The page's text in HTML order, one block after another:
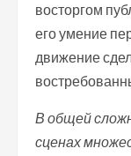
восторгом
его умение
движение
В общей
сценах